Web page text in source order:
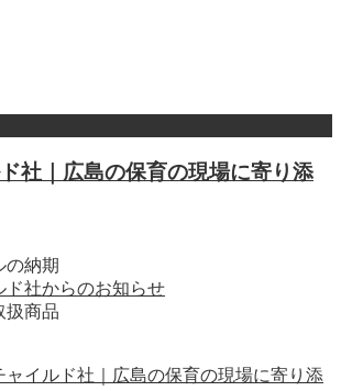
の納期
ド社からのお知らせ
扱商品
ャイルド社｜広島の保育の現場に寄り添